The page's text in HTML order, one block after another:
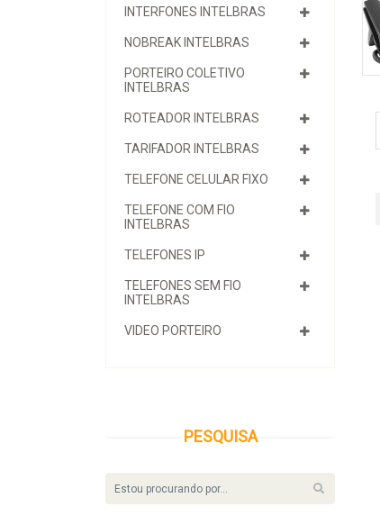
INTERFONES INTELBRAS
NOBREAK INTELBRAS
PORTEIRO COLETIVO
INTELBRAS
ROTEADOR INTELBRAS
TARIFADOR INTELBRAS
TELEFONE CELULAR FIXO
TELEFONE COM FIO
INTELBRAS
TELEFONES IP
TELEFONES SEM FIO
INTELBRAS
VIDEO PORTEIRO
PESQUISA